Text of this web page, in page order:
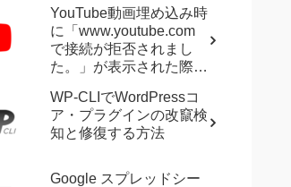
YouTube動画埋め込み時
に「www.youtube.com
で接続が拒否されまし
た。」が表示された際に
WP-CLIでWordPressコ
ア・プラグインの改竄検
知と修復する方法
Google スプレッドシー